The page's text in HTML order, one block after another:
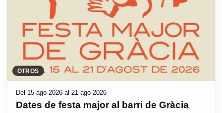
OTROS
Del 15 ago 2026 al 21 ago 2026
Dates de festa major al barri de Gràcia